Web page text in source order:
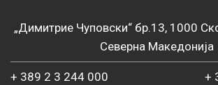
„Димитрие Чуповски“ бр.13, 1000
Северна Македонија
+ 389 2 3 244 000 +